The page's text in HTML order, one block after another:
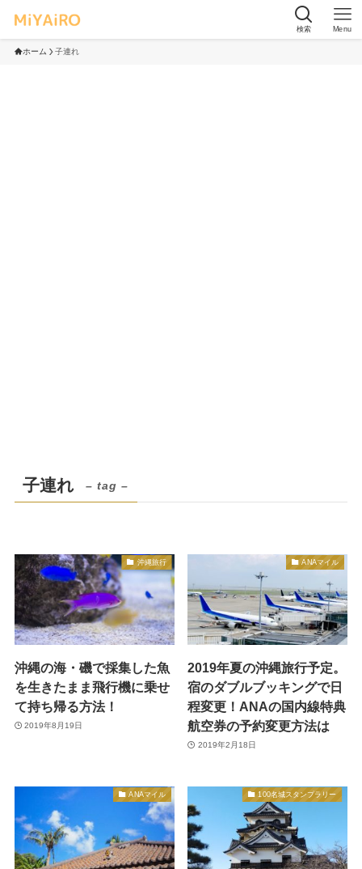
検索 Menu
ホーム 子連れ
子連れ – tag –
沖縄旅行
沖縄の海・磯で採集した魚
を生きたまま飛行機に乗せ
て持ち帰る方法！
2019年8月19日
ANAマイル
2019年夏の沖縄旅行予定。
宿のダブルブッキングで日
程変更！ANAの国内線特典
航空券の予約変更方法は
2019年2月18日
ANAマイル 100名城スタンプラリー